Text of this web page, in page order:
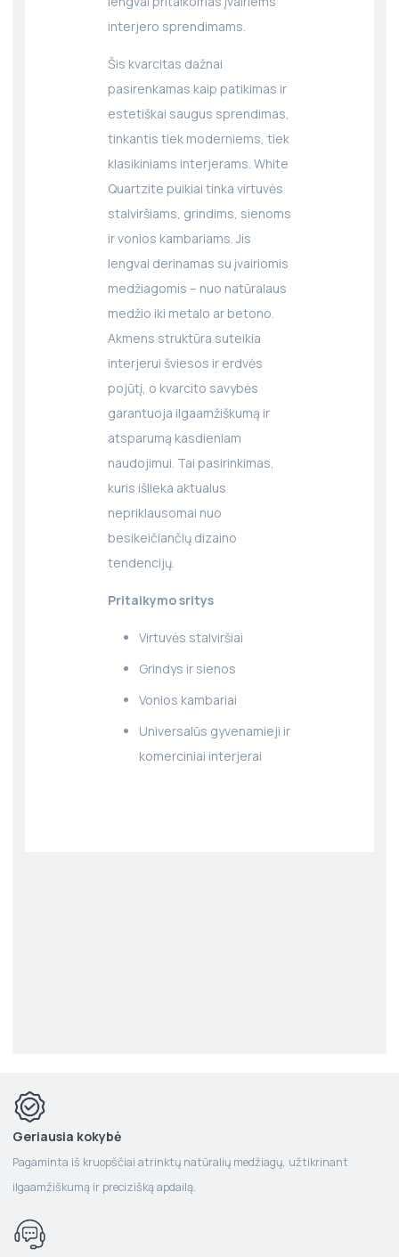
interjero sprendimams.
Šis kvarcitas dažnai
pasirenkamas kaip patikimas ir
estetiškai saugus sprendimas,
tinkantis tiek moderniems, tiek
klasikiniams interjerams. White
Quartzite puikiai tinka virtuvės
stalviršiams, grindims, sienoms
ir vonios kambariams. Jis
lengvai derinamas su įvairiomis
medžiagomis – nuo natūralaus
medžio iki metalo ar betono.
Akmens struktūra suteikia
interjerui šviesos ir erdvės
pojūtį, o kvarcito savybės
garantuoja ilgaamžiškumą ir
atsparumą kasdieniam
naudojimui. Tai pasirinkimas,
kuris išlieka aktualus
nepriklausomai nuo
besikeičiančių dizaino
tendencijų.
Pritaikymo sritys
Virtuvės stalviršiai
Grindys ir sienos
Vonios kambariai
Universalūs gyvenamieji ir
komerciniai interjerai
Geriausia kokybė
Pagaminta iš kruopščiai atrinktų natūralių medžiagų, užtikrinant
ilgaamžiškumą ir precizišką apdailą.